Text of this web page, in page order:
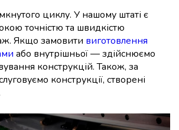
циклу. У нашому штаті є
точністю та швидкістю
Якщо замовити виготовлення
або внутрішньої — здійснюємо
конструкцій. Також, за
конструкції, створені